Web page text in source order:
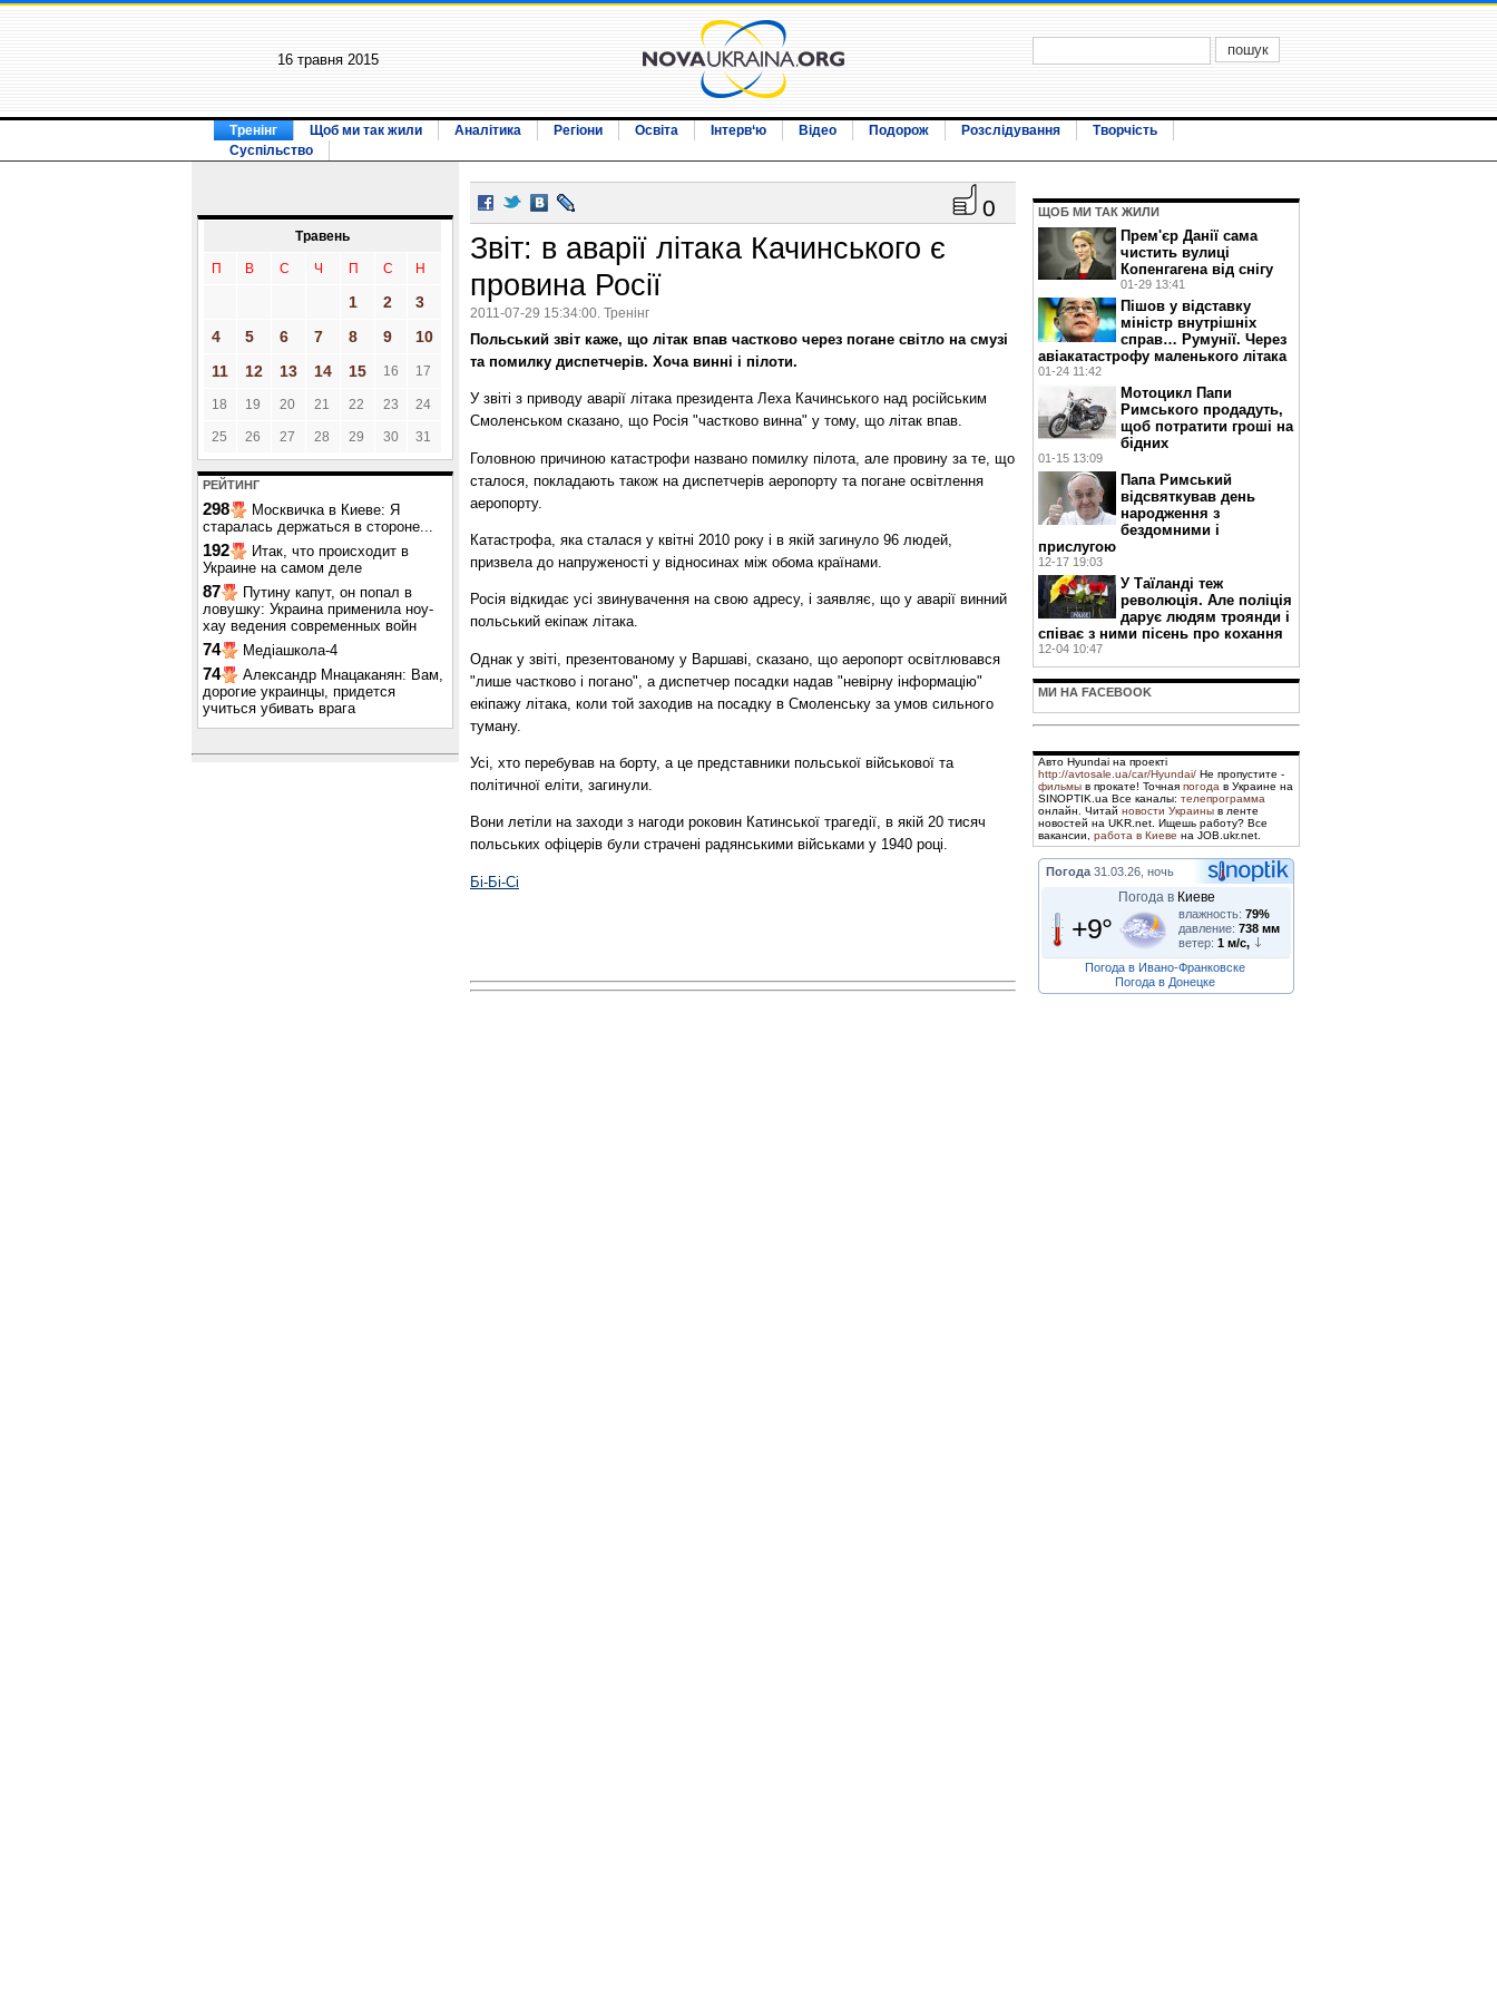
16 травня 2015
Тренінг Щоб ми так жили Аналітика Регіони Освіта Інтерв‘ю Відео Подорож Розслідування
Творчість
Суспільство
Травень
П В С Ч П С Н
1 2
3
4
5 6 7 8 9
10
11
12 13 14 15 16 17
18 19 20 21 22 23 24
25 26 27 28 29 30 31
РЕЙТИНГ
298
Москвичка в Киеве: Я
старалась держаться в стороне...
192
Итак, что происходит в
Украине на самом деле
87
Путину капут, он попал в
ловушку: Украина применила ноу-
хау ведения современных войн
74 Медіашкола-4
74
Александр Мнацаканян: Вам,
дорогие украинцы, придется
учиться убивать врага
0
Звіт: в аварії літака Качинського є
провина Росії
2011-07-29 15:34:00. Тренінг
Польський звіт каже, що літак впав частково через погане світло на смузі
та помилку диспетчерів. Хоча винні і пілоти.
У звіті з приводу аварії літака президента Леха Качинського над російським
Смоленськом сказано, що Росія "частково винна" у тому, що літак впав.
Головною причиною катастрофи названо помилку пілота, але провину за те, що
сталося, покладають також на диспетчерів аеропорту та погане освітлення
аеропорту.
Катастрофа, яка сталася у квітні 2010 року і в якій загинуло 96 людей,
призвела до напруженості у відносинах між обома країнами.
Росія відкидає усі звинувачення на свою адресу, і заявляє, що у аварії винний
польський екіпаж літака.
Однак у звіті, презентованому у Варшаві, сказано, що аеропорт освітлювався
"лише частково і погано", а диспетчер посадки надав "невірну інформацію"
екіпажу літака, коли той заходив на посадку в Смоленську за умов сильного
туману.
Усі, хто перебував на борту, а це представники польської військової та
політичної еліти, загинули.
Вони летіли на заходи з нагоди роковин Катинської трагедії, в якій 20 тисяч
польських офіцерів були страчені радянськими військами у 1940 році.
Бі-Бі-Сі
ЩОБ МИ ТАК ЖИЛИ
Прем'єр Данії сама
чистить вулиці
Копенгагена від снігу
01-29 13:41
Пішов у відставку
міністр внутрішніх
справ… Румунії. Через
авіакатастрофу маленького літака
01-24 11:42
Мотоцикл Папи
Римського продадуть,
щоб потратити гроші на
бідних
01-15 13:09
Папа Римський
відсвяткував день
народження з
бездомними і
прислугою
12-17 19:03
У Таїланді теж
революція. Але поліція
дарує людям троянди і
співає з ними пісень про кохання
12-04 10:47
МИ НА FACEBOOK
Авто Hyundai на проекті
http://avtosale.ua/car/Hyundai/ Не пропустите -
фильмы в прокате! Точная погода в Украине на
SINOPTIK.ua Все каналы: телепрограмма
онлайн. Читай новости Украины в ленте
новостей на UKR.net. Ищешь работу? Все
вакансии, работа в Киеве на JOB.ukr.net.
Погода 31.03.26, ночь
Погода в Киеве
+9° влажность: 79%
давление: 738 мм
ветер: 1 м/с,
Погода в Ивано-Франковске
Погода в Донецке